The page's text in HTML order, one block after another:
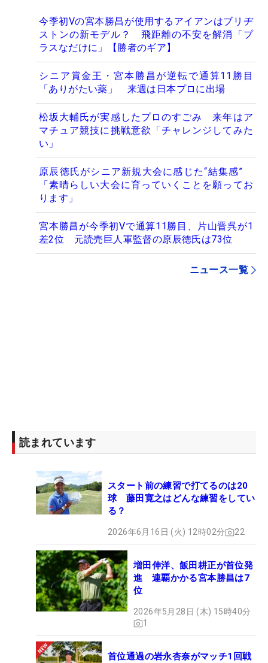
今季初Vの宮本勝昌が使用するアイアンはブリヂ
ストンの新モデル？ 飛距離の不安を解消「プ
ラスなだけに」【勝者のギア】
シニア賞金王・宮本勝昌が逆転で通算11勝目
「ありがたい薬」 来週は日本プロに出場
松坂大輔氏が実感したプロのすごみ 来年はア
マチュア競技に挑戦意欲「チャレンジしてみた
い」
原辰徳氏がシニア新規大会に感じた“結集感”
「素晴らしい大会に育っていくことを願ってお
ります」
宮本勝昌が今季初Vで通算11勝目、片山晋呉が1
差2位 元読売巨人軍監督の原辰徳氏は73位
ニュース一覧
読まれています
スタート前の練習で打てるのは20
球 藤田寛之はどんな練習をしてい
る？
2026年6月16日 (火) 12時02分 22
増田伸洋、飯田耕正が首位発
進 連覇かかる宮本勝昌は7
位
2026年5月28日 (木) 15時40分
1
首位通過の岩永杏奈がマッチ1回戦